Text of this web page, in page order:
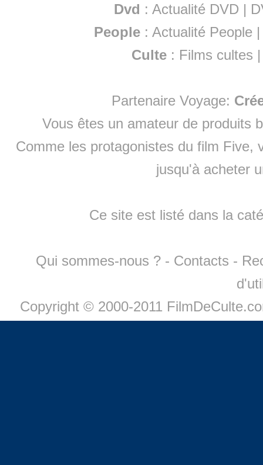
Dvd : Actualité DVD |
People :Actualité People
Culte : Films cultes
Partenaire Voyage:
Vous êtes un amateur de produits
Comme les protagonistes du film Five,
jusqu'à acheter
Ce site est listé dans la
Qui sommes-nous ? - Contacts -
Copyright © 2000-2011